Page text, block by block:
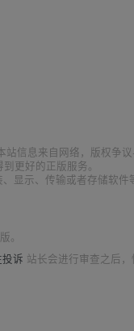
信息来自网络，版权争
更好的正版服务。
显示、传输或者存储软件
。
诉 站长会进行审查之后